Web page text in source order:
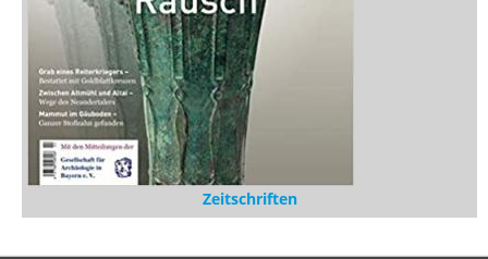
Zeitschriften